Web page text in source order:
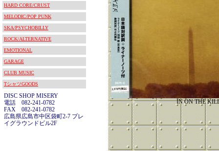
HARD CORE/CRUST
MELODIC/POP PUNK
SKA/PSYCHOBILLY
ROCK/ALTERNATIVE
EMOTIONAL
GARAGE
CLUB MUSIC
TシャツGOODS
DISC SHOP MISERY
電話 082-241-0782
FAX 082-241-0782
広島県広島市中区袋町2-7 プレ
イグラウンドビル2F
IN ON THE